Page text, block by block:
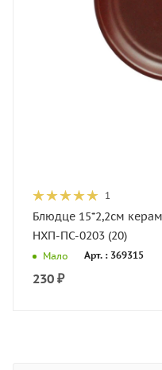
1
Блюдце 15*2,2см
НХП-ПС-0203 (20)
Мало Арт. : 369315
230 ₽